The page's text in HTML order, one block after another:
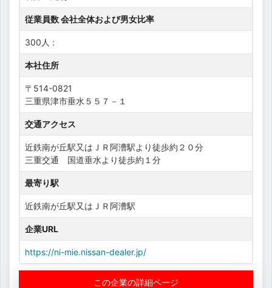
従業員数 会社全体および男女比率
300人 :
本社住所
〒514-0821
三重県津市垂水５５７－１
交通アクセス
近鉄南が丘駅又はＪＲ阿漕駅より徒歩約２０分
三重交通 国道垂水より徒歩約１分
最寄り駅
近鉄南が丘駅又はＪＲ阿漕駅
企業URL
https://ni-mie.nissan-dealer.jp/
この企業の詳細ページ